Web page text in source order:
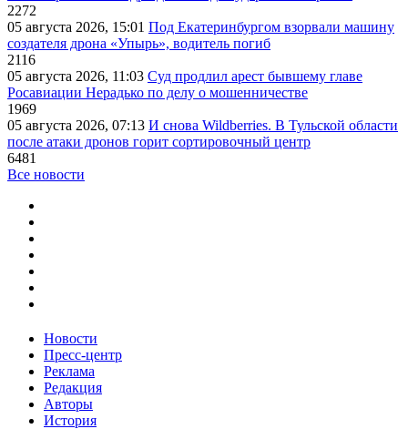
2272
05 августа 2026, 15:01 Под Екатеринбургом взорвали машину
создателя дрона «Упырь», водитель погиб
2116
05 августа 2026, 11:03 Суд продлил арест бывшему главе
Росавиации Нерадько по делу о мошенничестве
1969
05 августа 2026, 07:13 И снова Wildberries. В Тульской области
после атаки дронов горит сортировочный центр
6481
Все новости
Новости
Пресс-центр
Реклама
Редакция
Авторы
История